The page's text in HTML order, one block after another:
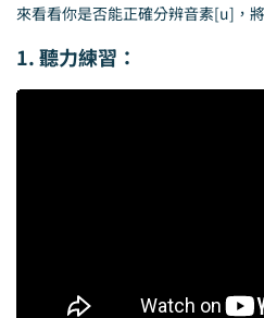
來看看你是否能正確分辨音素[u]，
1. 聽力練習：